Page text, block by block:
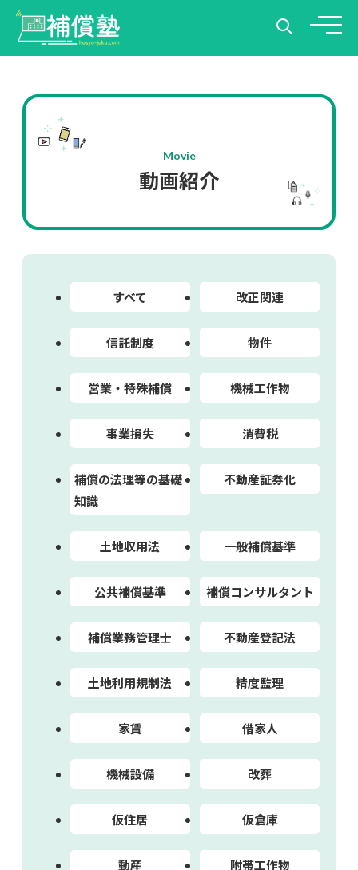
Movie
動画紹介
すべて 改正関連
信託制度 物件
営業・特殊補償 機械工作物
事業損失 消費税
補償の法理等の基礎
知識
不動産証券化
土地収用法 一般補償基準
公共補償基準 補償コンサルタント
補償業務管理士 不動産登記法
土地利用規制法 精度監理
家賃 借家人
機械設備 改葬
仮住居 仮倉庫
動産 附帯工作物